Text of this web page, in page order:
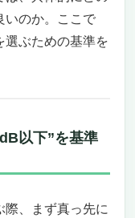
いのか。ここで
選ぶための基準を
以下”を基準
際、まず真っ先に